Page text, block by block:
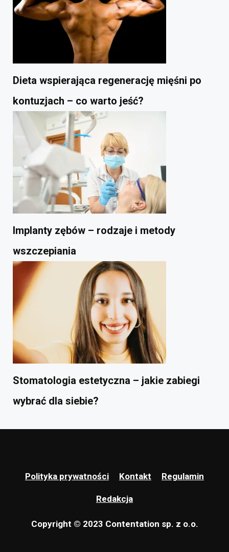
Dieta wspierająca regenerację mięśni po
kontuzjach – co warto jeść?
Implanty zębów – rodzaje i metody
wszczepiania
Stomatologia estetyczna – jakie zabiegi
wybrać dla siebie?
Polityka prywatności Kontakt Regulamin
Redakcja
Copyright © 2023 Contentation sp. z o.o.